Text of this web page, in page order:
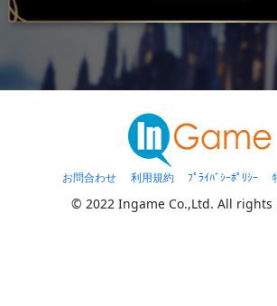
お問合わせ 利用規約 ﾌﾟﾗｲﾊﾞｼｰﾎﾟﾘｼｰ
© 2022 Ingame Co.,Ltd. All rights